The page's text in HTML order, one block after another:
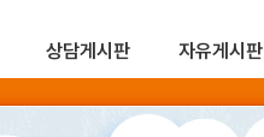
상담게시판 자유게시판